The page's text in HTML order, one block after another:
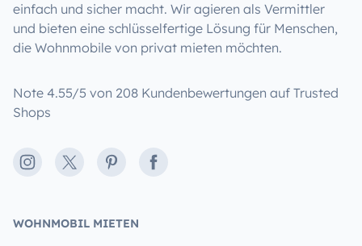
einfach und sicher macht. Wir agieren als Vermittler
und bieten eine schlüsselfertige Lösung für Menschen,
die Wohnmobile von privat mieten möchten.
Note 4.55/5 von 208 Kundenbewertungen auf Trusted
Shops
Instagram
X PinterestFacebook
WOHNMOBIL MIETEN